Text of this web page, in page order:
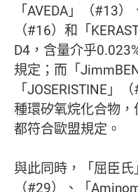
「AVEDA」（#13
（#16）和「
D4，含量介乎
規定；而「
「JOSERISTINE」
種環矽氧烷化合物
都符合歐盟規定。
與此同時，「屈臣氏
（#29）、「